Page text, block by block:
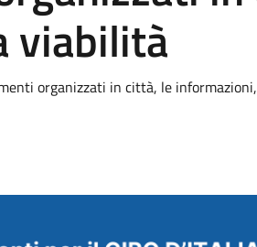
viabilità
organizzati in città, le